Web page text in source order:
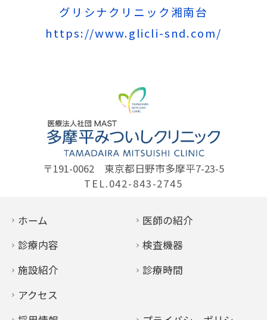
グリシナクリニック湘南台
https://www.glicli-snd.com/
〒191-0062
東京都日野市多摩平7-23-5
TEL.042-843-2745
ホーム
医師の紹介
診療内容
検査機器
施設紹介
診療時間
アクセス